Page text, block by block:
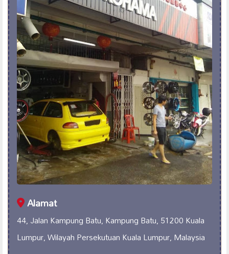
Alamat
44, Jalan Kampung Batu, Kampung Batu, 51200 Kuala
Lumpur, Wilayah Persekutuan Kuala Lumpur, Malaysia